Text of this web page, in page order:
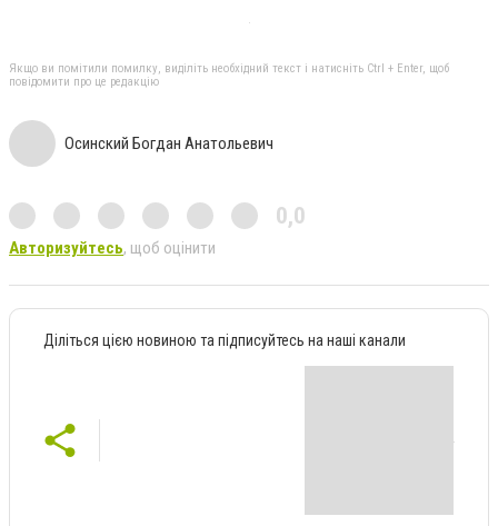
Якщо ви помітили помилку, виділіть необхідний текст і натисніть Ctrl + Enter, щоб
повідомити про це редакцію
Осинский Богдан Анатольевич
0,0
Авторизуйтесь, щоб оцінити
Діліться цією новиною та підписуйтесь на наші канали